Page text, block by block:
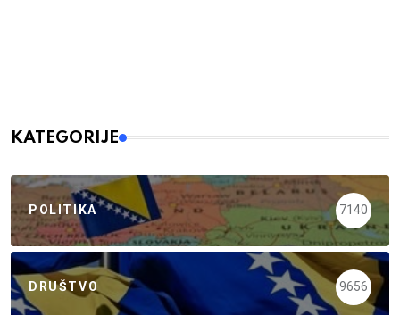
KATEGORIJE
POLITIKA 7140
DRUŠTVO 9656